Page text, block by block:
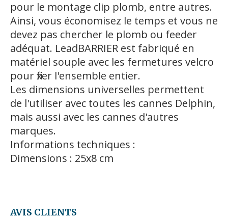
pour le montage clip plomb, entre autres.
Ainsi, vous économisez le temps et vous ne
devez pas chercher le plomb ou feeder
adéquat. LeadBARRIER est fabriqué en
matériel souple avec les fermetures velcro
pour fixer l'ensemble entier.
Les dimensions universelles permettent
de l'utiliser avec toutes les cannes Delphin,
mais aussi avec les cannes d'autres
marques.
Informations techniques :
Dimensions : 25x8 cm
AVIS CLIENTS